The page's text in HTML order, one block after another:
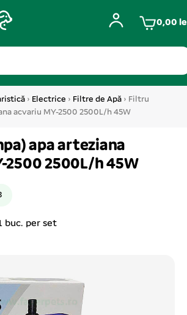
0,00
› Electrice › Filtre de Apă › Filtru
acvariu MY-2500 2500L/h 45W
apa arteziana
2500 2500L/h 45W
buc. per set